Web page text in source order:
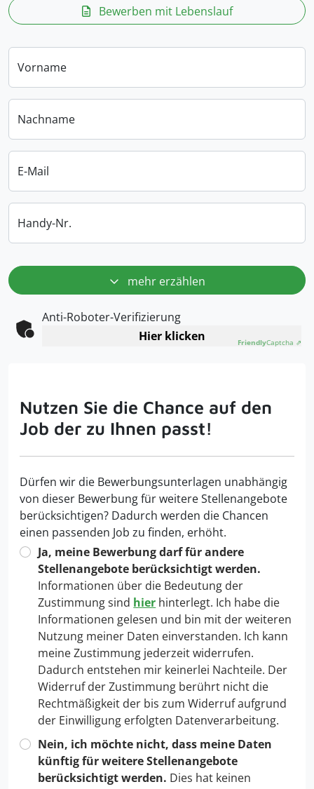
Bewerben mit Lebenslauf
Vorname
Nachname
E-Mail
Handy-Nr.
mehr erzählen
Anti-Roboter-Verifizierung
Hier klicken
FriendlyCaptcha ⇗
Nutzen Sie die Chance auf den
Job der zu Ihnen passt!
Dürfen wir die Bewerbungsunterlagen unabhängig
von dieser Bewerbung für weitere Stellenangebote
berücksichtigen? Dadurch werden die Chancen
einen passenden Job zu finden, erhöht.
Ja, meine Bewerbung darf für andere
Stellenangebote berücksichtigt werden.
Informationen über die Bedeutung der
Zustimmung sind hier hinterlegt. Ich habe die
Informationen gelesen und bin mit der weiteren
Nutzung meiner Daten einverstanden. Ich kann
meine Zustimmung jederzeit widerrufen.
Dadurch entstehen mir keinerlei Nachteile. Der
Widerruf der Zustimmung berührt nicht die
Rechtmäßigkeit der bis zum Widerruf aufgrund
der Einwilligung erfolgten Datenverarbeitung.
Nein, ich möchte nicht, dass meine Daten
künftig für weitere Stellenangebote
berücksichtigt werden. Dies hat keinen